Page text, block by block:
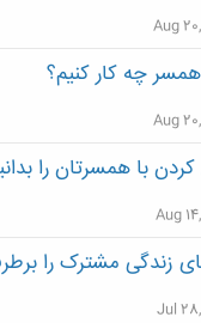
Aug
همسر چه کار کنیم؟
Aug
با همسرتان را
Aug
زندگی مشترک را
Jul